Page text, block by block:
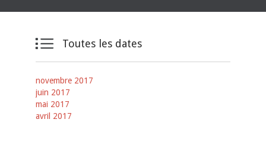
 Toutes les dates
novembre 2017
juin 2017
mai 2017
avril 2017